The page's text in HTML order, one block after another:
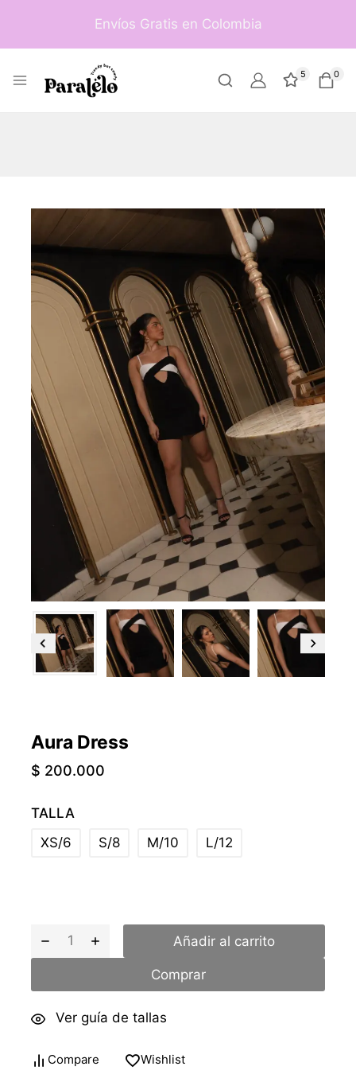
Envíos Gratis en Colombia
5 0
Aura Dress
$ 200.000
TALLA
XS/6
S/8 M/10 L/12
Añadir al carrito
Comprar
Ver guía de tallas
Compare
Wishlist